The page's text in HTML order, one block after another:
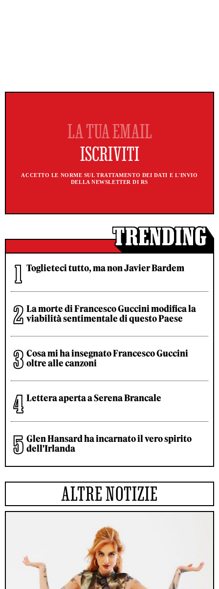
ACCETTO LE NORME SUL TRATTAMENTO DEI DATI E L'INVIO
DELLA NEWSLETTER DI RS
Toglieteci tutto, ma non Javier Bardem
La morte di Francesco Guccini modifica la
viabilità sentimentale di questo Paese
Cosa mi ha insegnato Francesco Guccini
oltre alle canzoni
Lettera aperta a Serena Brancale
Glen Hansard ha incarnato il vero spirito
dell'Irlanda
ALTRE NOTIZIE